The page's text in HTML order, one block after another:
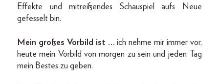
Effekte und mitreißendes Schauspiel aufs Neue
gefesselt bin.
Mein großes Vorbild ist … ich nehme mir immer vor,
heute mein Vorbild von morgen zu sein und jeden Tag
mein Bestes zu geben.